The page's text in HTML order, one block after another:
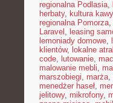
regionalna Podlasia,
herbaty, kultura kawy
regionalna Pomorza,
Laravel , leasing
lemoniady domowe,
klientów, lokalne
code, lutowanie,
malowanie mebli,
marszobiegi, marża,
menedżer haseł,
jelitowy, mikrofony,